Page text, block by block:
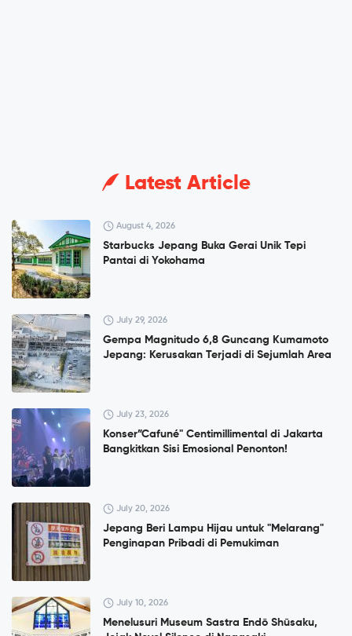
Latest Article
August 4, 2026
Starbucks Jepang Buka Gerai Unik Tepi
Pantai di Yokohama
July 29, 2026
Gempa Magnitudo 6,8 Guncang Kumamoto
Jepang: Kerusakan Terjadi di Sejumlah Area
July 23, 2026
Konser”Cafuné" Centimillimental di Jakarta
Bangkitkan Sisi Emosional Penonton!
July 20, 2026
Jepang Beri Lampu Hijau untuk "Melarang"
Penginapan Pribadi di Pemukiman
July 10, 2026
Menelusuri Museum Sastra Endō Shūsaku,